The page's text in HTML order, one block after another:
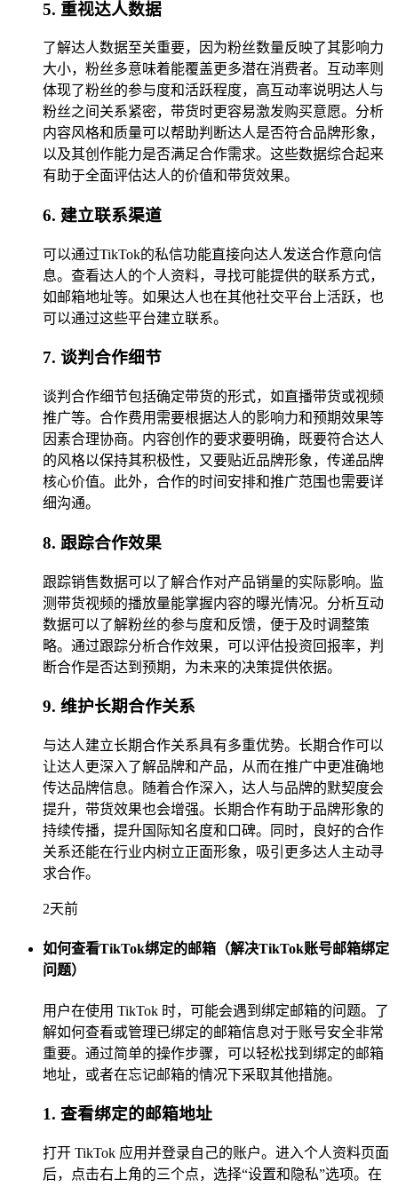
5. 重视达人数据
了解达人数据至关重要，因为粉丝数量反映了其影响力
大小，粉丝多意味着能覆盖更多潜在消费者。互动率则
体现了粉丝的参与度和活跃程度，高互动率说明达人与
粉丝之间关系紧密，带货时更容易激发购买意愿。分析
内容风格和质量可以帮助判断达人是否符合品牌形象，
以及其创作能力是否满足合作需求。这些数据综合起来
有助于全面评估达人的价值和带货效果。
6. 建立联系渠道
可以通过TikTok的私信功能直接向达人发送合作意向信
息。查看达人的个人资料，寻找可能提供的联系方式，
如邮箱地址等。如果达人也在其他社交平台上活跃，也
可以通过这些平台建立联系。
7. 谈判合作细节
谈判合作细节包括确定带货的形式，如直播带货或视频
推广等。合作费用需要根据达人的影响力和预期效果等
因素合理协商。内容创作的要求要明确，既要符合达人
的风格以保持其积极性，又要贴近品牌形象，传递品牌
核心价值。此外，合作的时间安排和推广范围也需要详
细沟通。
8. 跟踪合作效果
跟踪销售数据可以了解合作对产品销量的实际影响。监
测带货视频的播放量能掌握内容的曝光情况。分析互动
数据可以了解粉丝的参与度和反馈，便于及时调整策
略。通过跟踪分析合作效果，可以评估投资回报率，判
断合作是否达到预期，为未来的决策提供依据。
9. 维护长期合作关系
与达人建立长期合作关系具有多重优势。长期合作可以
让达人更深入了解品牌和产品，从而在推广中更准确地
传达品牌信息。随着合作深入，达人与品牌的默契度会
提升，带货效果也会增强。长期合作有助于品牌形象的
持续传播，提升国际知名度和口碑。同时，良好的合作
关系还能在行业内树立正面形象，吸引更多达人主动寻
求合作。
2天前
如何查看TikTok绑定的邮箱（解决TikTok账号邮箱绑定
问题）
用户在使用 TikTok 时，可能会遇到绑定邮箱的问题。了
解如何查看或管理已绑定的邮箱信息对于账号安全非常
重要。通过简单的操作步骤，可以轻松找到绑定的邮箱
地址，或者在忘记邮箱的情况下采取其他措施。
1. 查看绑定的邮箱地址
打开 TikTok 应用并登录自己的账户。进入个人资料页面
后，点击右上角的三个点，选择“设置和隐私”选项。在